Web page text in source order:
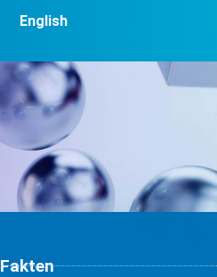
English
Fakten